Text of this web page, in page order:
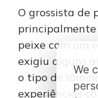
O grossista de
principalmente
peixe com um
exigiu alguns
o tipo de
experiências
We